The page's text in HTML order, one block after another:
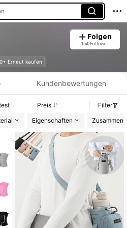
Folgen
154 Follower
Erneut kaufenund Lagerbestandsdetails.
Kundenbewertungen
Preis
Filter
Eigenschaften